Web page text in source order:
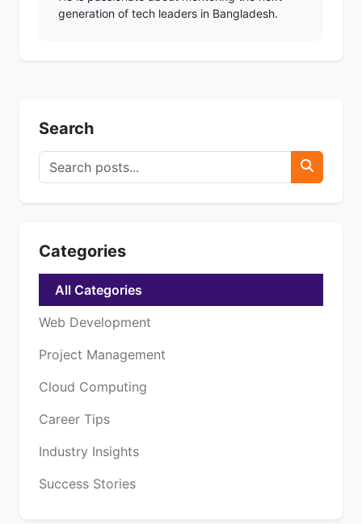
generation of tech leaders in Bangladesh.
Search
Categories
All Categories
Web Development
Project Management
Cloud Computing
Career Tips
Industry Insights
Success Stories